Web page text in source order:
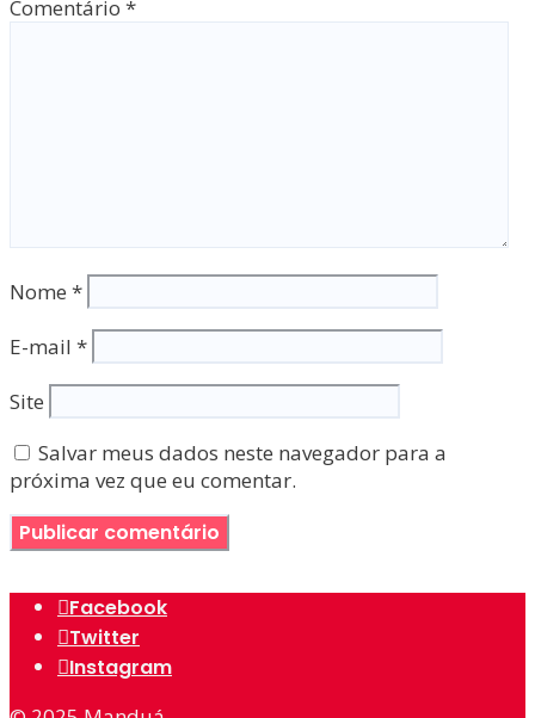
Comentário *
Nome *
E-mail *
Site
Salvar meus dados neste navegador para a
próxima vez que eu comentar.
Facebook
Twitter
Instagram